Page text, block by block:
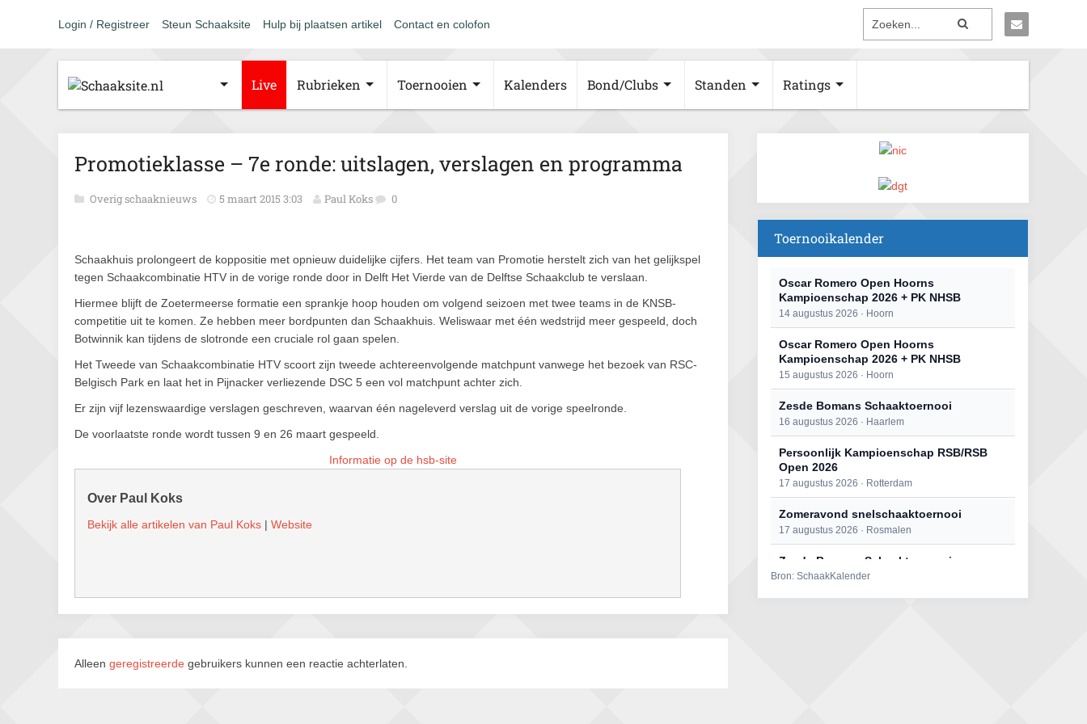
Login / Registreer Steun Schaaksite Hulp bij plaatsen artikel Contact en colofon
Live Rubrieken Toernooien Kalenders Bond/Clubs Standen Ratings
Promotieklasse – 7e ronde: uitslagen, verslagen en programma
Overig schaaknieuws 5 maart 2015 3:03 Paul Koks 0
Schaakhuis prolongeert de koppositie met opnieuw duidelijke cijfers. Het team van Promotie herstelt zich van het gelijkspel
tegen Schaakcombinatie HTV in de vorige ronde door in Delft Het Vierde van de Delftse Schaakclub te verslaan.
Hiermee blijft de Zoetermeerse formatie een sprankje hoop houden om volgend seizoen met twee teams in de KNSB-
competitie uit te komen. Ze hebben meer bordpunten dan Schaakhuis. Weliswaar met één wedstrijd meer gespeeld, doch
Botwinnik kan tijdens de slotronde een cruciale rol gaan spelen.
Het Tweede van Schaakcombinatie HTV scoort zijn tweede achtereenvolgende matchpunt vanwege het bezoek van RSC-
Belgisch Park en laat het in Pijnacker verliezende DSC 5 een vol matchpunt achter zich.
Er zijn vijf lezenswaardige verslagen geschreven, waarvan één nageleverd verslag uit de vorige speelronde.
De voorlaatste ronde wordt tussen 9 en 26 maart gespeeld.
Informatie op de hsb-site
Over Paul Koks
Bekijk alle artikelen van Paul Koks | Website
Alleen geregistreerde gebruikers kunnen een reactie achterlaten.
Toernooikalender
Oscar Romero Open Hoorns
Kampioenschap 2026 + PK NHSB
14 augustus 2026 · Hoorn
Oscar Romero Open Hoorns
Kampioenschap 2026 + PK NHSB
15 augustus 2026 · Hoorn
Zesde Bomans Schaaktoernooi
16 augustus 2026 · Haarlem
Persoonlijk Kampioenschap RSB/RSB
Open 2026
17 augustus 2026 · Rotterdam
Zomeravond snelschaaktoernooi
17 augustus 2026 · Rosmalen
Zesde Bomans Schaaktoernooi
17 augustus 2026 · Haarlem
Bron: SchaakKalender